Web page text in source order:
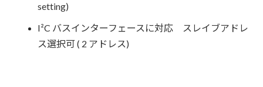
setting)
I²C バスインターフェースに対応 スレイブアドレ
ス選択可 ( 2 アドレス)